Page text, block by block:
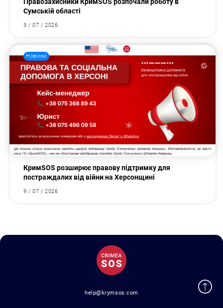
Сумській області
3 / 07 / 2026
Новини
КримSOS розширює правову підтримку для
постраждалих від війни на Херсонщині
9 / 07 / 2026
help@krymsos.com